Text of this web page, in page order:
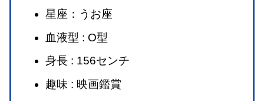
星座：うお座
血液型 : O型
身長 : 156センチ
趣味 : 映画鑑賞